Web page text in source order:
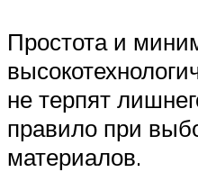
Простота и
не терпят
правило при
материалов.